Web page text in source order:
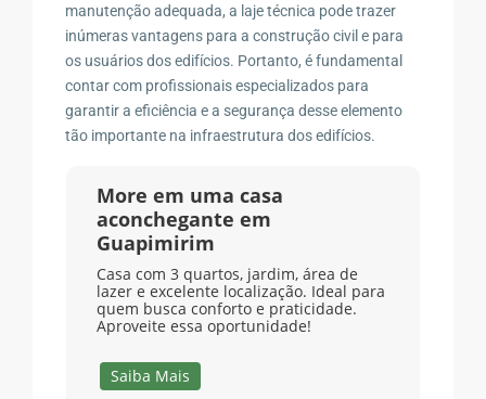
manutenção adequada, a laje técnica pode trazer
inúmeras vantagens para a construção civil e para
os usuários dos edifícios. Portanto, é fundamental
contar com profissionais especializados para
garantir a eficiência e a segurança desse elemento
tão importante na infraestrutura dos edifícios.
More em uma casa
aconchegante em
Guapimirim
Casa com 3 quartos, jardim, área de
lazer e excelente localização. Ideal para
quem busca conforto e praticidade.
Aproveite essa oportunidade!
Saiba Mais